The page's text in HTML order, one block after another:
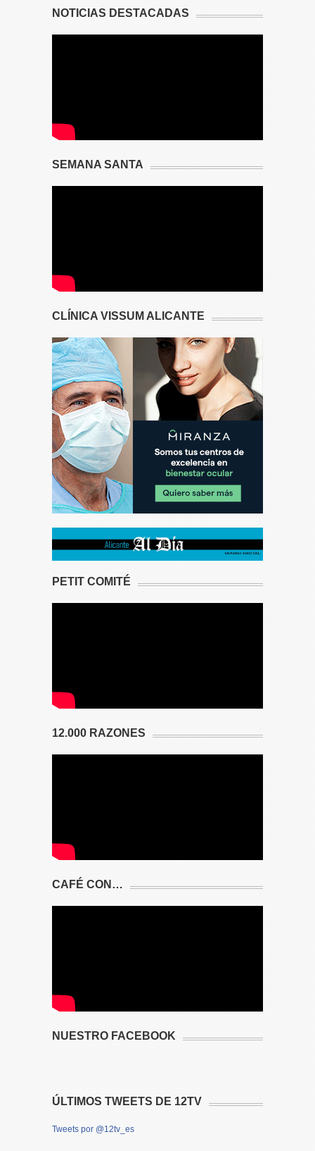
NOTICIAS DESTACADAS
SEMANA SANTA
CLÍNICA VISSUM ALICANTE
PETIT COMITÉ
12.000 RAZONES
CAFÉ CON…
NUESTRO FACEBOOK
ÚLTIMOS TWEETS DE 12TV
Tweets por @12tv_es